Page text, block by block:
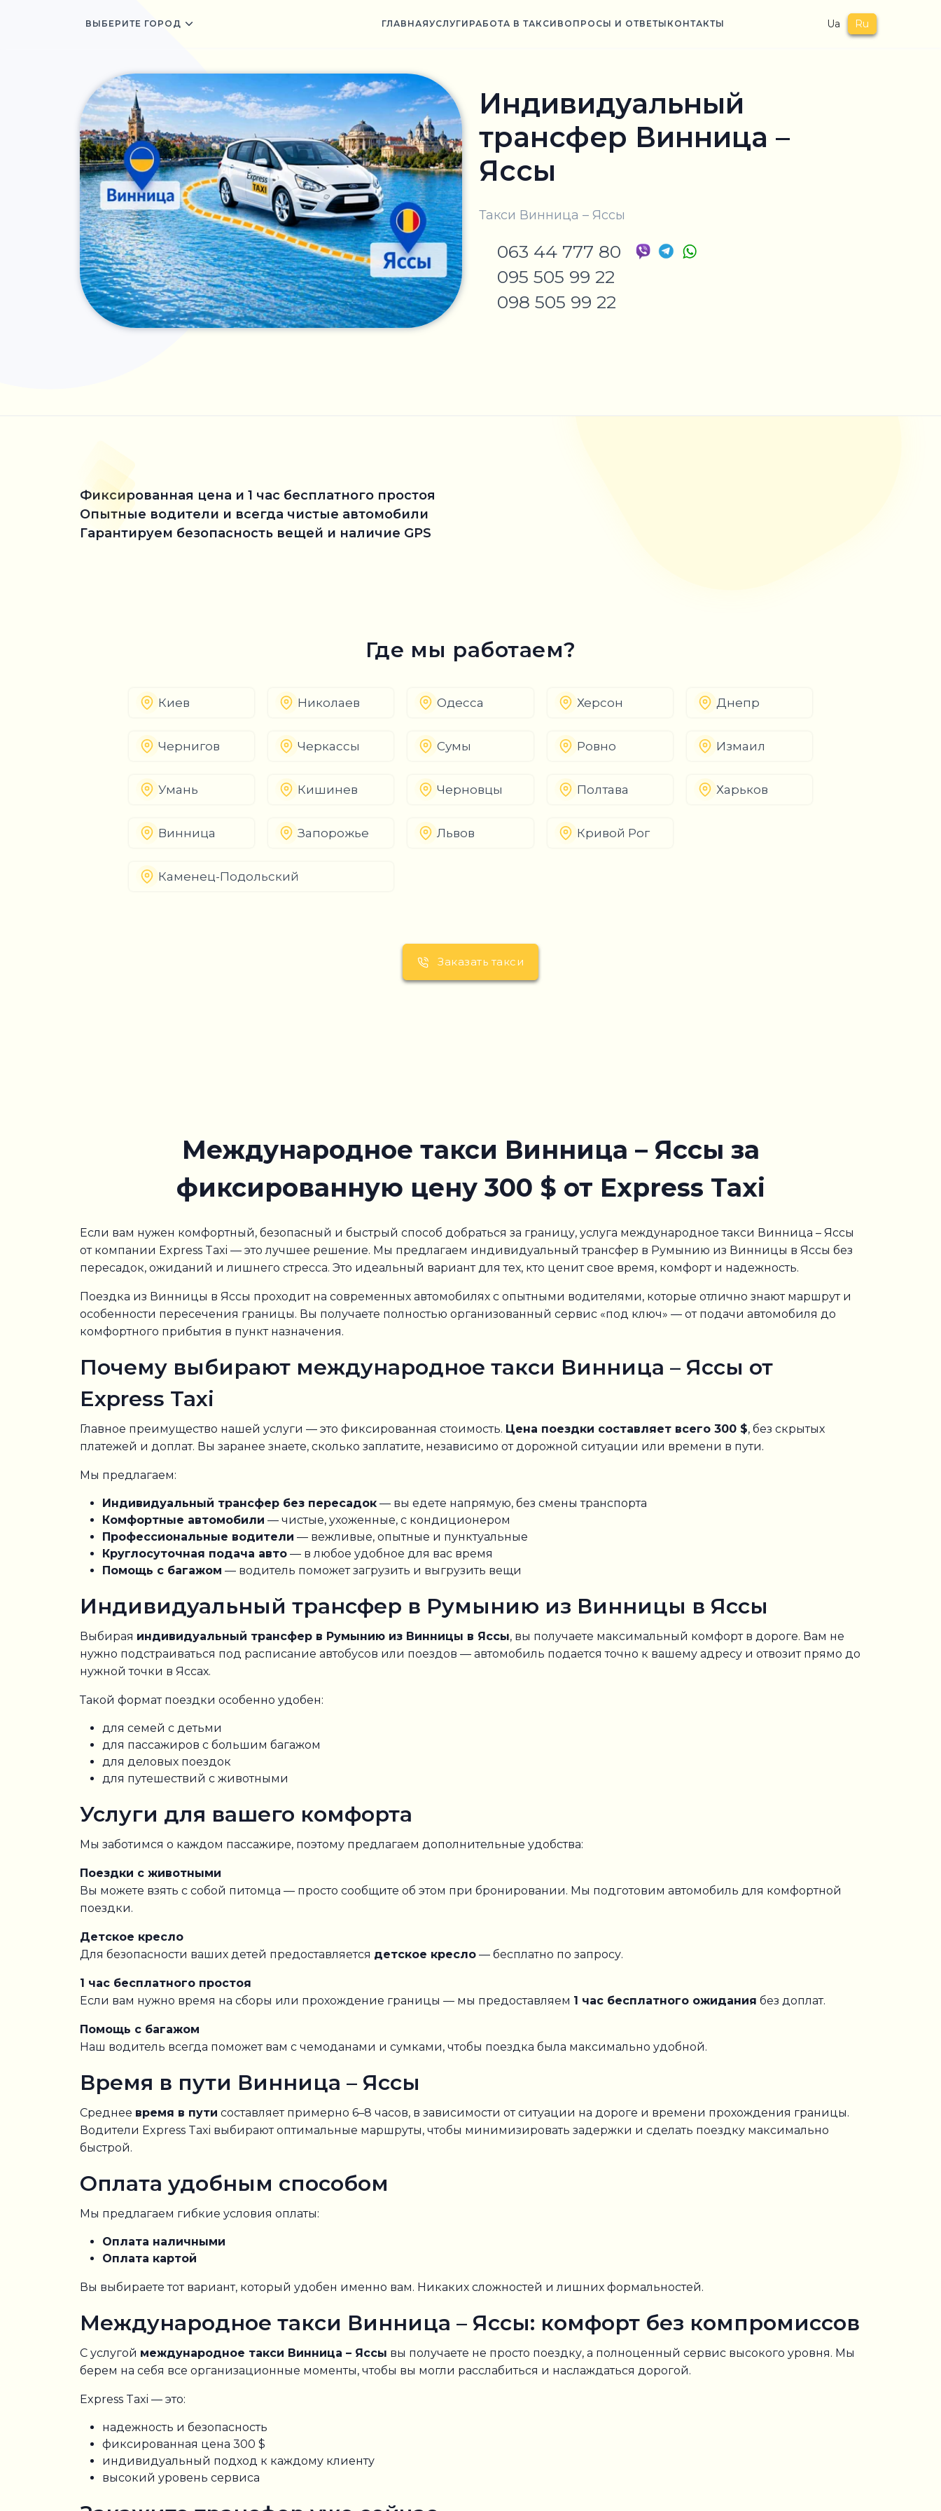
ВЫБЕРИТЕ ГОРОД ГЛАВНАЯУСЛУГИ РАБОТА В ТАКСИ ВОПРОСЫ И ОТВЕТЫ КОНТАКТЫ Ua Ru
Индивидуальный
трансфер Винница –
Яссы
Такси Винница – Яссы
063 44 777 80
095 505 99 22
098 505 99 22
Фиксированная цена и 1 час бесплатного простоя
Опытные водители и всегда чистые автомобили
Гарантируем безопасность вещей и наличие GPS
Где мы работаем?
Киев Николаев Одесса Херсон Днепр
Чернигов Черкассы Сумы Ровно Измаил
Умань Кишинев Черновцы Полтава Харьков
Винница Запорожье Львов Кривой Рог
Каменец-Подольский
Заказать такси
Международное такси Винница – Яссы за
фиксированную цену 300 $ от Express Taxi
Если вам нужен комфортный, безопасный и быстрый способ добраться за границу, услуга международное такси Винница – Яссы
от компании Express Taxi — это лучшее решение. Мы предлагаем индивидуальный трансфер в Румынию из Винницы в Яссы без
пересадок, ожиданий и лишнего стресса. Это идеальный вариант для тех, кто ценит свое время, комфорт и надежность.
Поездка из Винницы в Яссы проходит на современных автомобилях с опытными водителями, которые отлично знают маршрут и
особенности пересечения границы. Вы получаете полностью организованный сервис «под ключ» — от подачи автомобиля до
комфортного прибытия в пункт назначения.
Почему выбирают международное такси Винница – Яссы от
Express Taxi
Главное преимущество нашей услуги — это фиксированная стоимость. Цена поездки составляет всего 300 $, без скрытых
платежей и доплат. Вы заранее знаете, сколько заплатите, независимо от дорожной ситуации или времени в пути.
Мы предлагаем:
Индивидуальный трансфер без пересадок — вы едете напрямую, без смены транспорта
Комфортные автомобили — чистые, ухоженные, с кондиционером
Профессиональные водители — вежливые, опытные и пунктуальные
Круглосуточная подача авто — в любое удобное для вас время
Помощь с багажом — водитель поможет загрузить и выгрузить вещи
Индивидуальный трансфер в Румынию из Винницы в Яссы
Выбирая индивидуальный трансфер в Румынию из Винницы в Яссы, вы получаете максимальный комфорт в дороге. Вам не
нужно подстраиваться под расписание автобусов или поездов — автомобиль подается точно к вашему адресу и отвозит прямо до
нужной точки в Яссах.
Такой формат поездки особенно удобен:
для семей с детьми
для пассажиров с большим багажом
для деловых поездок
для путешествий с животными
Услуги для вашего комфорта
Мы заботимся о каждом пассажире, поэтому предлагаем дополнительные удобства:
Поездки с животными
Вы можете взять с собой питомца — просто сообщите об этом при бронировании. Мы подготовим автомобиль для комфортной
поездки.
Детское кресло
Для безопасности ваших детей предоставляется детское кресло — бесплатно по запросу.
1 час бесплатного простоя
Если вам нужно время на сборы или прохождение границы — мы предоставляем 1 час бесплатного ожидания без доплат.
Помощь с багажом
Наш водитель всегда поможет вам с чемоданами и сумками, чтобы поездка была максимально удобной.
Время в пути Винница – Яссы
Среднее время в пути составляет примерно 6–8 часов, в зависимости от ситуации на дороге и времени прохождения границы.
Водители Express Taxi выбирают оптимальные маршруты, чтобы минимизировать задержки и сделать поездку максимально
быстрой.
Оплата удобным способом
Мы предлагаем гибкие условия оплаты:
Оплата наличными
Оплата картой
Вы выбираете тот вариант, который удобен именно вам. Никаких сложностей и лишних формальностей.
Международное такси Винница – Яссы: комфорт без компромиссов
С услугой международное такси Винница – Яссы вы получаете не просто поездку, а полноценный сервис высокого уровня. Мы
берем на себя все организационные моменты, чтобы вы могли расслабиться и наслаждаться дорогой.
Express Taxi — это:
надежность и безопасность
фиксированная цена 300 $
индивидуальный подход к каждому клиенту
высокий уровень сервиса